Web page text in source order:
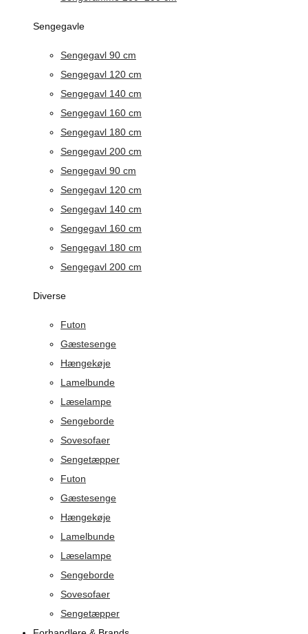
Sengegavle
Sengegavl 90 cm
Sengegavl 120 cm
Sengegavl 140 cm
Sengegavl 160 cm
Sengegavl 180 cm
Sengegavl 200 cm
Sengegavl 90 cm
Sengegavl 120 cm
Sengegavl 140 cm
Sengegavl 160 cm
Sengegavl 180 cm
Sengegavl 200 cm
Diverse
Futon
Gæstesenge
Hængekøje
Lamelbunde
Læselampe
Sengeborde
Sovesofaer
Sengetæpper
Futon
Gæstesenge
Hængekøje
Lamelbunde
Læselampe
Sengeborde
Sovesofaer
Sengetæpper